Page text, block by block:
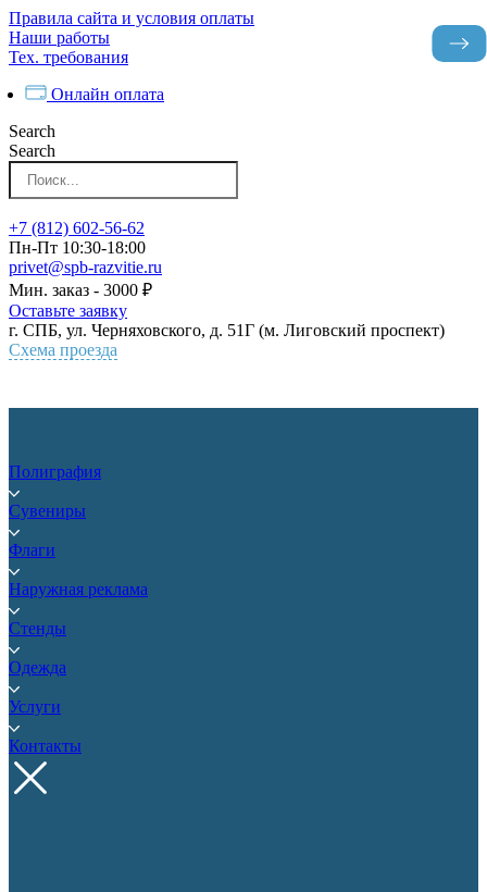
Перейти
к
контенту
Правила сайта и условия оплаты
Наши работы
Тех. требования
Онлайн оплата
Search
Search
+7 (812) 602-56-62
Пн-Пт 10:30-18:00
privet@spb-razvitie.ru
Мин. заказ - 3000 ₽
Оставьте заявку
г. СПБ, ул. Черняховского, д. 51Г (м. Лиговский проспект)
Схема проезда
Полиграфия
Сувениры
Флаги
Наружная реклама
Стенды
Одежда
Услуги
Контакты